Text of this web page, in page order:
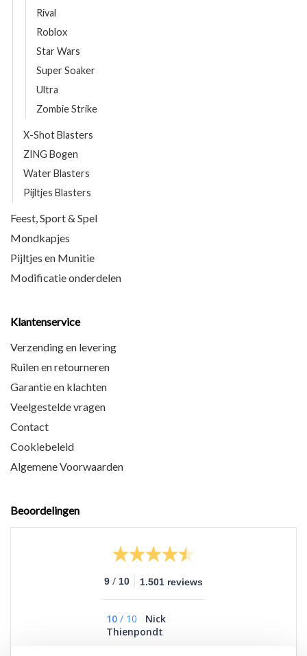
Rival
Roblox
Star Wars
Super Soaker
Ultra
Zombie Strike
X-Shot Blasters
ZING Bogen
Water Blasters
Pijltjes Blasters
Feest, Sport & Spel
Mondkapjes
Pijltjes en Munitie
Modificatie onderdelen
Klantenservice
Verzending en levering
Ruilen en retourneren
Garantie en klachten
Veelgestelde vragen
Contact
Cookiebeleid
Algemene Voorwaarden
Beoordelingen
9 / 10 1.501 reviews
10 / 10
Nick
Thienpondt